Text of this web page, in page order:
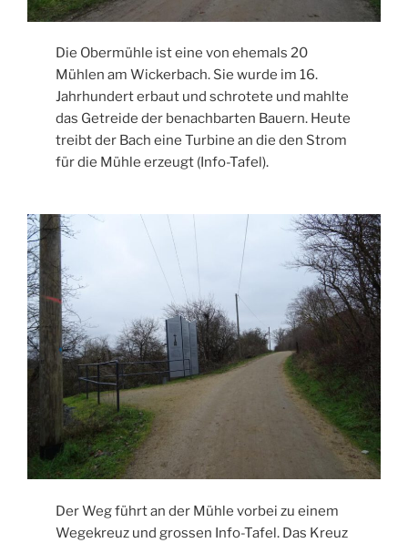
Die Obermühle ist eine von ehemals 20
Mühlen am Wickerbach. Sie wurde im 16.
Jahrhundert erbaut und schrotete und mahlte
das Getreide der benachbarten Bauern. Heute
treibt der Bach eine Turbine an die den Strom
für die Mühle erzeugt (Info-Tafel).
Der Weg führt an der Mühle vorbei zu einem
Wegekreuz und grossen Info-Tafel. Das Kreuz